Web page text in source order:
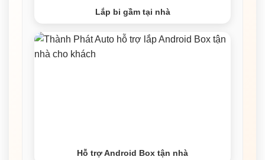
Lắp bi gầm tại nhà
Hỗ trợ Android Box tận nhà